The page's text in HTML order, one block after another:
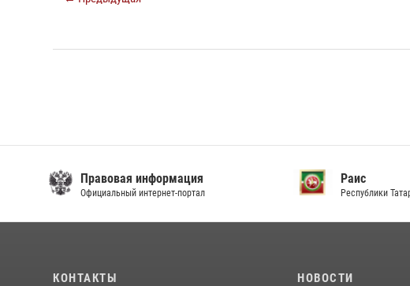
Правовая информация
Официальный интернет-портал
Раис
Республики
КОНТАКТЫ НОВОСТИ